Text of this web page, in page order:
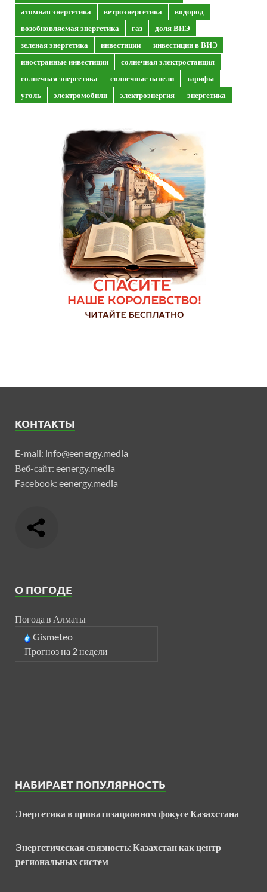
атомная энергетика
ветроэнергетика
водород
возобновляемая энергетика
газ
доля ВИЭ
зеленая энергетика
инвестиции
инвестиции в ВИЭ
иностранные инвестиции
солнечная электростанция
солнечная энергетика
солнечные панели
тарифы
уголь
электромобили электроэнергия энергетика
КОНТАКТЫ
E-mail: info@eenergy.media
Веб-сайт: eenergy.media
Facebook: eenergy.media
О ПОГОДЕ
Погода в Алматы
Gismeteo
Прогноз на 2 недели
НАБИРАЕТ ПОПУЛЯРНОСТЬ
Энергетика в приватизационном фокусе Казахстана
Энергетическая связность: Казахстан как центр
региональных систем